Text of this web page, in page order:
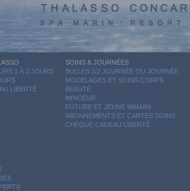
1 À 3 JOURS
LIBERTÉ
SOINS & JOURNÉES
BULLES 1/2 JOURNÉE OU JOURNÉE
MODELAGES ET SOINS CORPS
BEAUTÉ
MINCEUR
FUTURE ET JEUNE MAMAN
ABONNEMENTS ET CARTES SOINS
CHÈQUE CADEAU LIBERTÉ